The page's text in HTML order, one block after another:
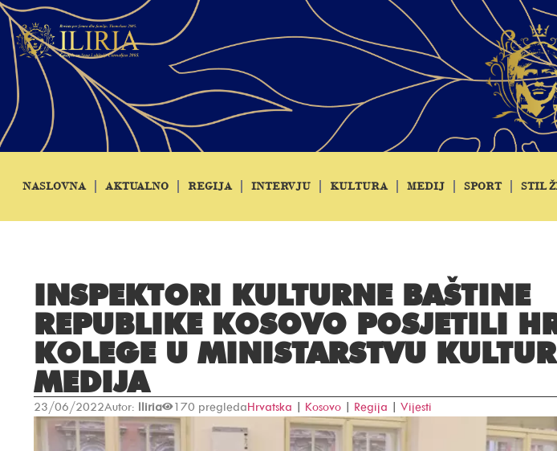
NASLOVNA AKTUALNO REGIJA INTERVJU KULTURA MEDIJ SPORT STIL
INSPEKTORI KULTURNE BAŠTINE
REPUBLIKE KOSOVO POSJETILI
KOLEGE U MINISTARSTVU
MEDIJA
23/06/2022Autor: Iliria 170 pregledaHrvatska | Kosovo | Regija | Vijesti